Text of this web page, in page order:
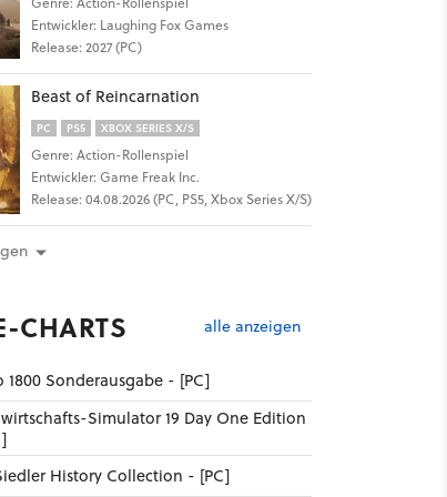
Entwickler: Laughing Fox Games
Release: 2027 (PC)
Beast of Reincarnation
PC PS5 XBOX SERIES X/S
Genre: Action-Rollenspiel
Entwickler: Game Freak Inc.
Release: 04.08.2026 (PC, PS5, Xbox Series X/S)
CHARTS alle anzeigen
1800 Sonderausgabe - [PC]
Simulator 19 Day One Edition
History Collection - [PC]